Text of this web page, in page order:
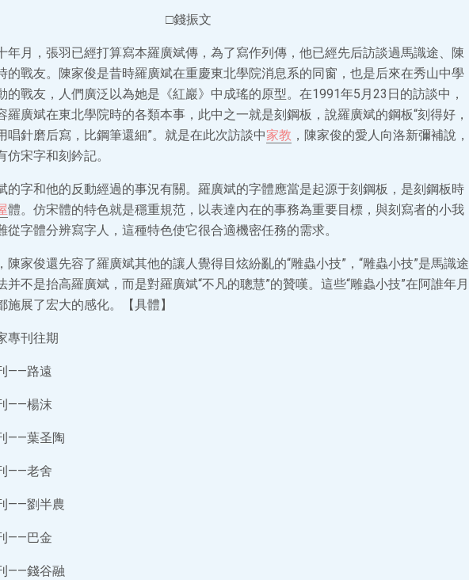
□錢振文
年月，張羽已經打算寫本羅廣斌傳，為了寫作列傳，他已經先后訪談過馬識途、陳
的戰友。陳家俊是昔時羅廣斌在重慶東北學院消息系的同窗，也是后來在秀山中學
的戰友，人們廣泛以為她是《紅巖》中成瑤的原型。在1991年5月23日的訪談中，
羅廣斌在東北學院時的各類本事，此中之一就是刻鋼板，說羅廣斌的鋼板“刻得好，
唱針磨后寫，比鋼筆還細”。就是在此次訪談中家教 ，陳家俊的愛人向洛新彌補說，
宋字和刻鈐記。
的字和他的反動經過的事況有關。羅廣斌的字體應當是起源于刻鋼板，是刻鋼板時
體。仿宋體的特色就是穩重規范，以表達內在的事務為重要目標，與刻寫者的小我
從字體分辨寫字人，這種特色使它很合適機密任務的需求。
陳家俊還先容了羅廣斌其他的讓人覺得目炫紛亂的“雕蟲小技”，“雕蟲小技”是馬識途
并不是抬高羅廣斌，而是對羅廣斌“不凡的聰慧”的贊嘆。這些“雕蟲小技”在阿誰年月
施展了宏大的感化。【具體】
專刊往期
——路遠
——楊沫
——葉圣陶
——老舍
——劉半農
——巴金
——錢谷融